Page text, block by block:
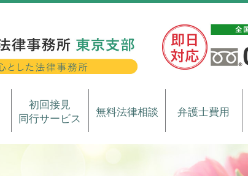
初回接見
同行サービス
無料法律相談 弁護士費用